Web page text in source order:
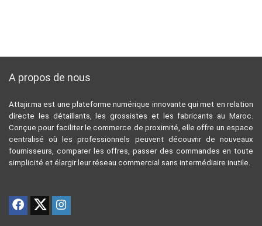
A propos de nous
Attajir.ma est une plateforme numérique innovante qui met en relation
directe les détaillants, les grossistes et les fabricants au Maroc.
Conçue pour faciliter le commerce de proximité, elle offre un espace
centralisé où les professionnels peuvent découvrir de nouveaux
fournisseurs, comparer les offres, passer des commandes en toute
simplicité et élargir leur réseau commercial sans intermédiaire inutile.